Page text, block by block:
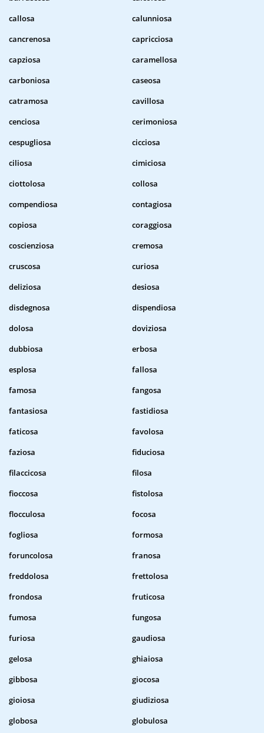
callosa
calunniosa
cancrenosa
capricciosa
capziosa
caramellosa
carboniosa
caseosa
catramosa
cavillosa
cenciosa
cerimoniosa
cespugliosa
cicciosa
ciliosa
cimiciosa
ciottolosa
collosa
compendiosa
contagiosa
copiosa
coraggiosa
coscienziosa
cremosa
cruscosa
curiosa
deliziosa
desiosa
disdegnosa
dispendiosa
dolosa
doviziosa
dubbiosa
erbosa
esplosa
fallosa
famosa
fangosa
fantasiosa
fastidiosa
faticosa
favolosa
faziosa
fiduciosa
filaccicosa
filosa
fioccosa
fistolosa
flocculosa
focosa
fogliosa
formosa
foruncolosa
franosa
freddolosa
frettolosa
frondosa
fruticosa
fumosa
fungosa
furiosa
gaudiosa
gelosa
ghiaiosa
gibbosa
giocosa
gioiosa
giudiziosa
globosa
globulosa